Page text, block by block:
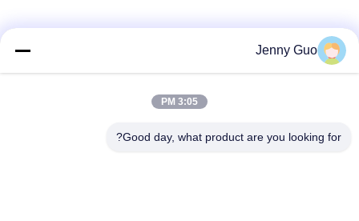
Jenny Guo
3:05 PM
Good day, what product are you looking for?